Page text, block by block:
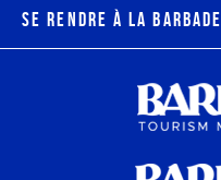
Se rendre à la Barbade